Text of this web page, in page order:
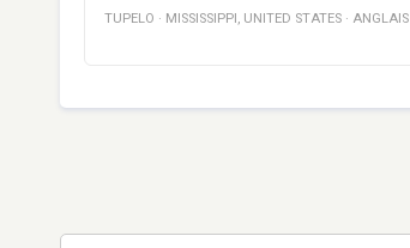
TUPELO · MISSISSIPPI , UNITED STATES · ANGLAIS